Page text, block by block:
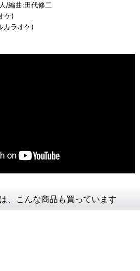
/編曲:田代修二
ケ)
カラオケ)
、こんな商品も買っています